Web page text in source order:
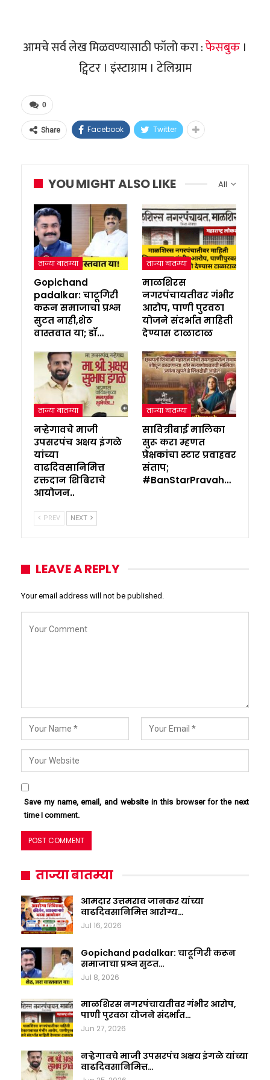
आमचे सर्व लेख मिळवण्यासाठी फॉलो करा :फेसबुक ।
ट्विटर । इंस्टाग्राम । टेलिग्राम
0
Share Facebook Twitter
All
YOU MIGHT ALSO LIKE
ताज्या बातम्या
Gopichand
padalkar: चाटूगिरी
करून समाजाचा प्रश्न
सुटत नाही,शेठ
वास्तवात या; डॉ…
ताज्या बातम्या
माळशिरस
नगरपंचायतीवर गंभीर
आरोप, पाणी पुरवठा
योजने संदर्भात माहिती
देण्यास टाळाटाळ
ताज्या बातम्या
नऱ्हेगावचे माजी
उपसरपंच अक्षय इंगळे
यांच्या
वाढदिवसानिमित्त
रक्तदान शिबिराचे
आयोजन..
ताज्या बातम्या
सावित्रीबाई मालिका
सुरू करा म्हणत
प्रेक्षकांचा स्टार प्रवाहवर
संताप;
#BanStarPravah…
PREV NEXT
LEAVE A REPLY
Your email address will not be published.
Save my name, email, and website in this browser for the next
time I comment.
ताज्या बातम्या
आमदार उत्तमराव जानकर यांच्या
वाढदिवसानिमित्त आरोग्य…
Jul 16, 2026
Gopichand padalkar: चाटूगिरी करून
समाजाचा प्रश्न सुटत…
Jul 8, 2026
माळशिरस नगरपंचायतीवर गंभीर आरोप,
पाणी पुरवठा योजने संदर्भात…
Jun 27, 2026
नऱ्हेगावचे माजी उपसरपंच अक्षय इंगळे यांच्या
वाढदिवसानिमित्त…